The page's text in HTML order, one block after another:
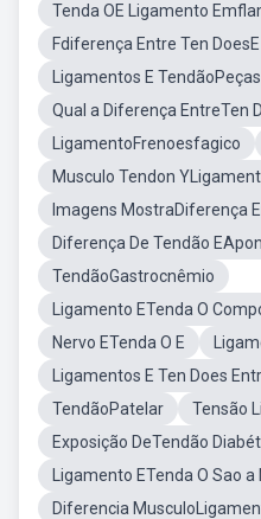
Tenda OE Ligamento
Fdiferença Entre Ten
Ligamentos E
Qual a Diferença EntreTen
LigamentoFrenoesfagico
Musculo Tendon
Imagens MostraDiferença
Diferença De Tendão
TendãoGastrocnêmio
Ligamento ETenda O
Nervo ETenda O E
Ligamentos E Ten Does
TendãoPatelar
Tensão
Exposição DeTendão
Ligamento ETenda O Sao
Diferencia